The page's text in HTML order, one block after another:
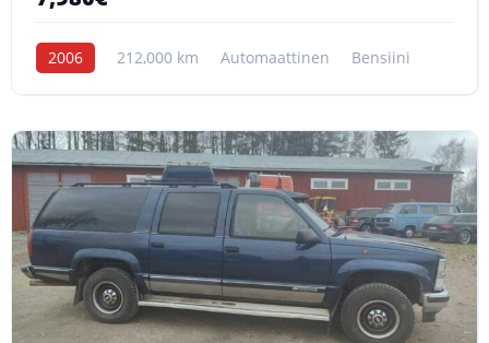
2006 212,000 km Automaattinen Bensiini